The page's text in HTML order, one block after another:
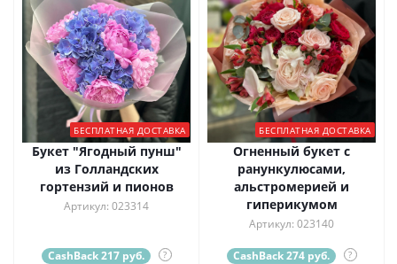
БЕСПЛАТНАЯ ДОСТАВКА
Букет "Ягодный пунш"
из Голландских
гортензий и пионов
Артикул: 023314
CashBack 217 руб. ?
БЕСПЛАТНАЯ ДОСТАВКА
Огненный букет с
ранункулюсами,
альстромерией и
гиперикумом
Артикул: 023140
CashBack 274 руб. ?